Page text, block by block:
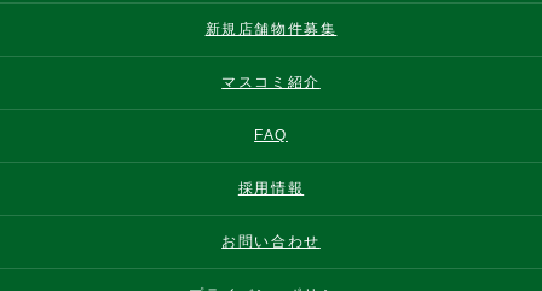
新規店舗物件募集
マスコミ紹介
FAQ
採用情報
お問い合わせ